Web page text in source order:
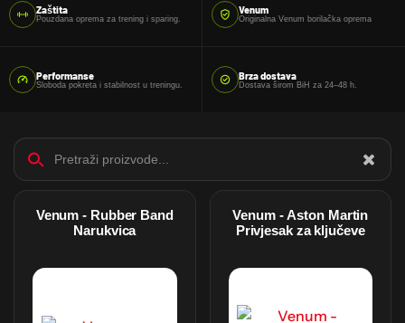
Zaštita
Pouzdana oprema za trening i sparing.
Venum
Originalna Venum borilačka oprema
Performanse
Sloboda pokreta i stabilnost u treningu.
Brza dostava
Dostava širom BiH za 24–48 h.
Venum - Rubber Band
Narukvica
Venum - Aston Martin
Privjesak za ključeve